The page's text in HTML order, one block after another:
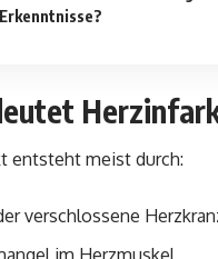
entsteht meist durch:
verschlossene
im Herzmuskel